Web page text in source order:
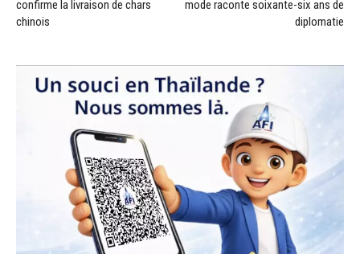
confirme la livraison de chars
chinois
mode raconte soixante-six ans de
diplomatie